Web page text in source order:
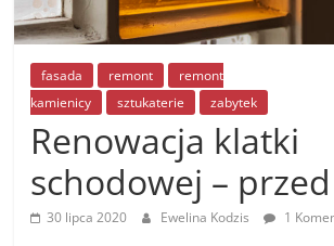
fasada remont
remont
kamienicy
sztukaterie zabytek
Renowacja klatki
schodowej –
30 lipca 2020 Ewelina Kodzis 1